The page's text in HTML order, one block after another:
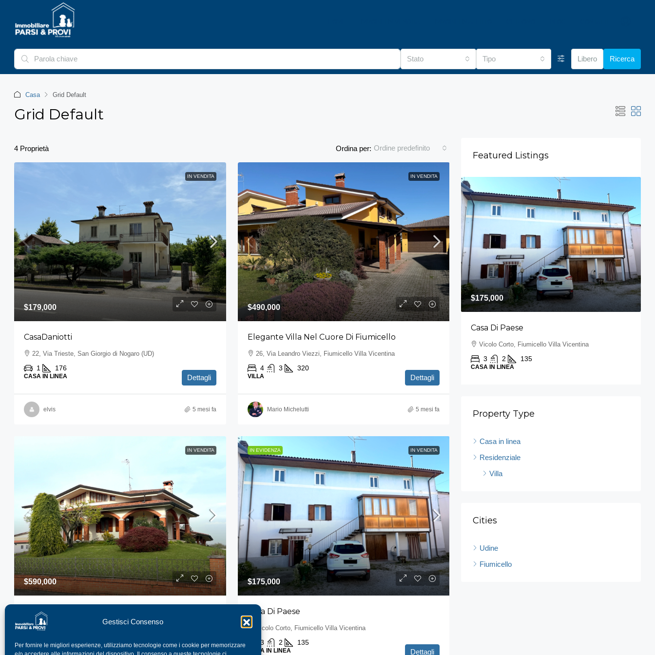
Gestisci Consenso
Per fornire le migliori esperienze, utilizziamo tecnologie come i cookie per memorizzare
Stato Tipo Libero Ricerca
Casa Grid Default
Grid Default
4 Proprietà Ordina per: Ordine predefinito
IN VENDITA
$179,000
CasaDaniotti
22, Via Trieste, San Giorgio di Nogaro (UD)
1 176
CASA IN LINEA Dettagli
elvis 5 mesi fa
IN VENDITA
$490,000
Elegante Villa Nel Cuore Di Fiumicello
26, Via Leandro Viezzi, Fiumicello Villa Vicentina
4 3 320
VILLA Dettagli
Mario Michelutti 5 mesi fa
IN VENDITA
$590,000
Villa Indipendente
45, Via Indipendenza, Fiumicello Villa Vicentina
5 2 430
VILLA Dettagli
IN EVIDENZA IN VENDITA
$175,000
Casa Di Paese
Vicolo Corto, Fiumicello Villa Vicentina
3 2 135
CASA IN LINEA Dettagli
Featured Listings
$175,000
Casa Di Paese
Vicolo Corto, Fiumicello Villa Vicentina
3 2 135
CASA IN LINEA
Property Type
Casa in linea
Residenziale
Villa
Cities
Udine
Fiumicello